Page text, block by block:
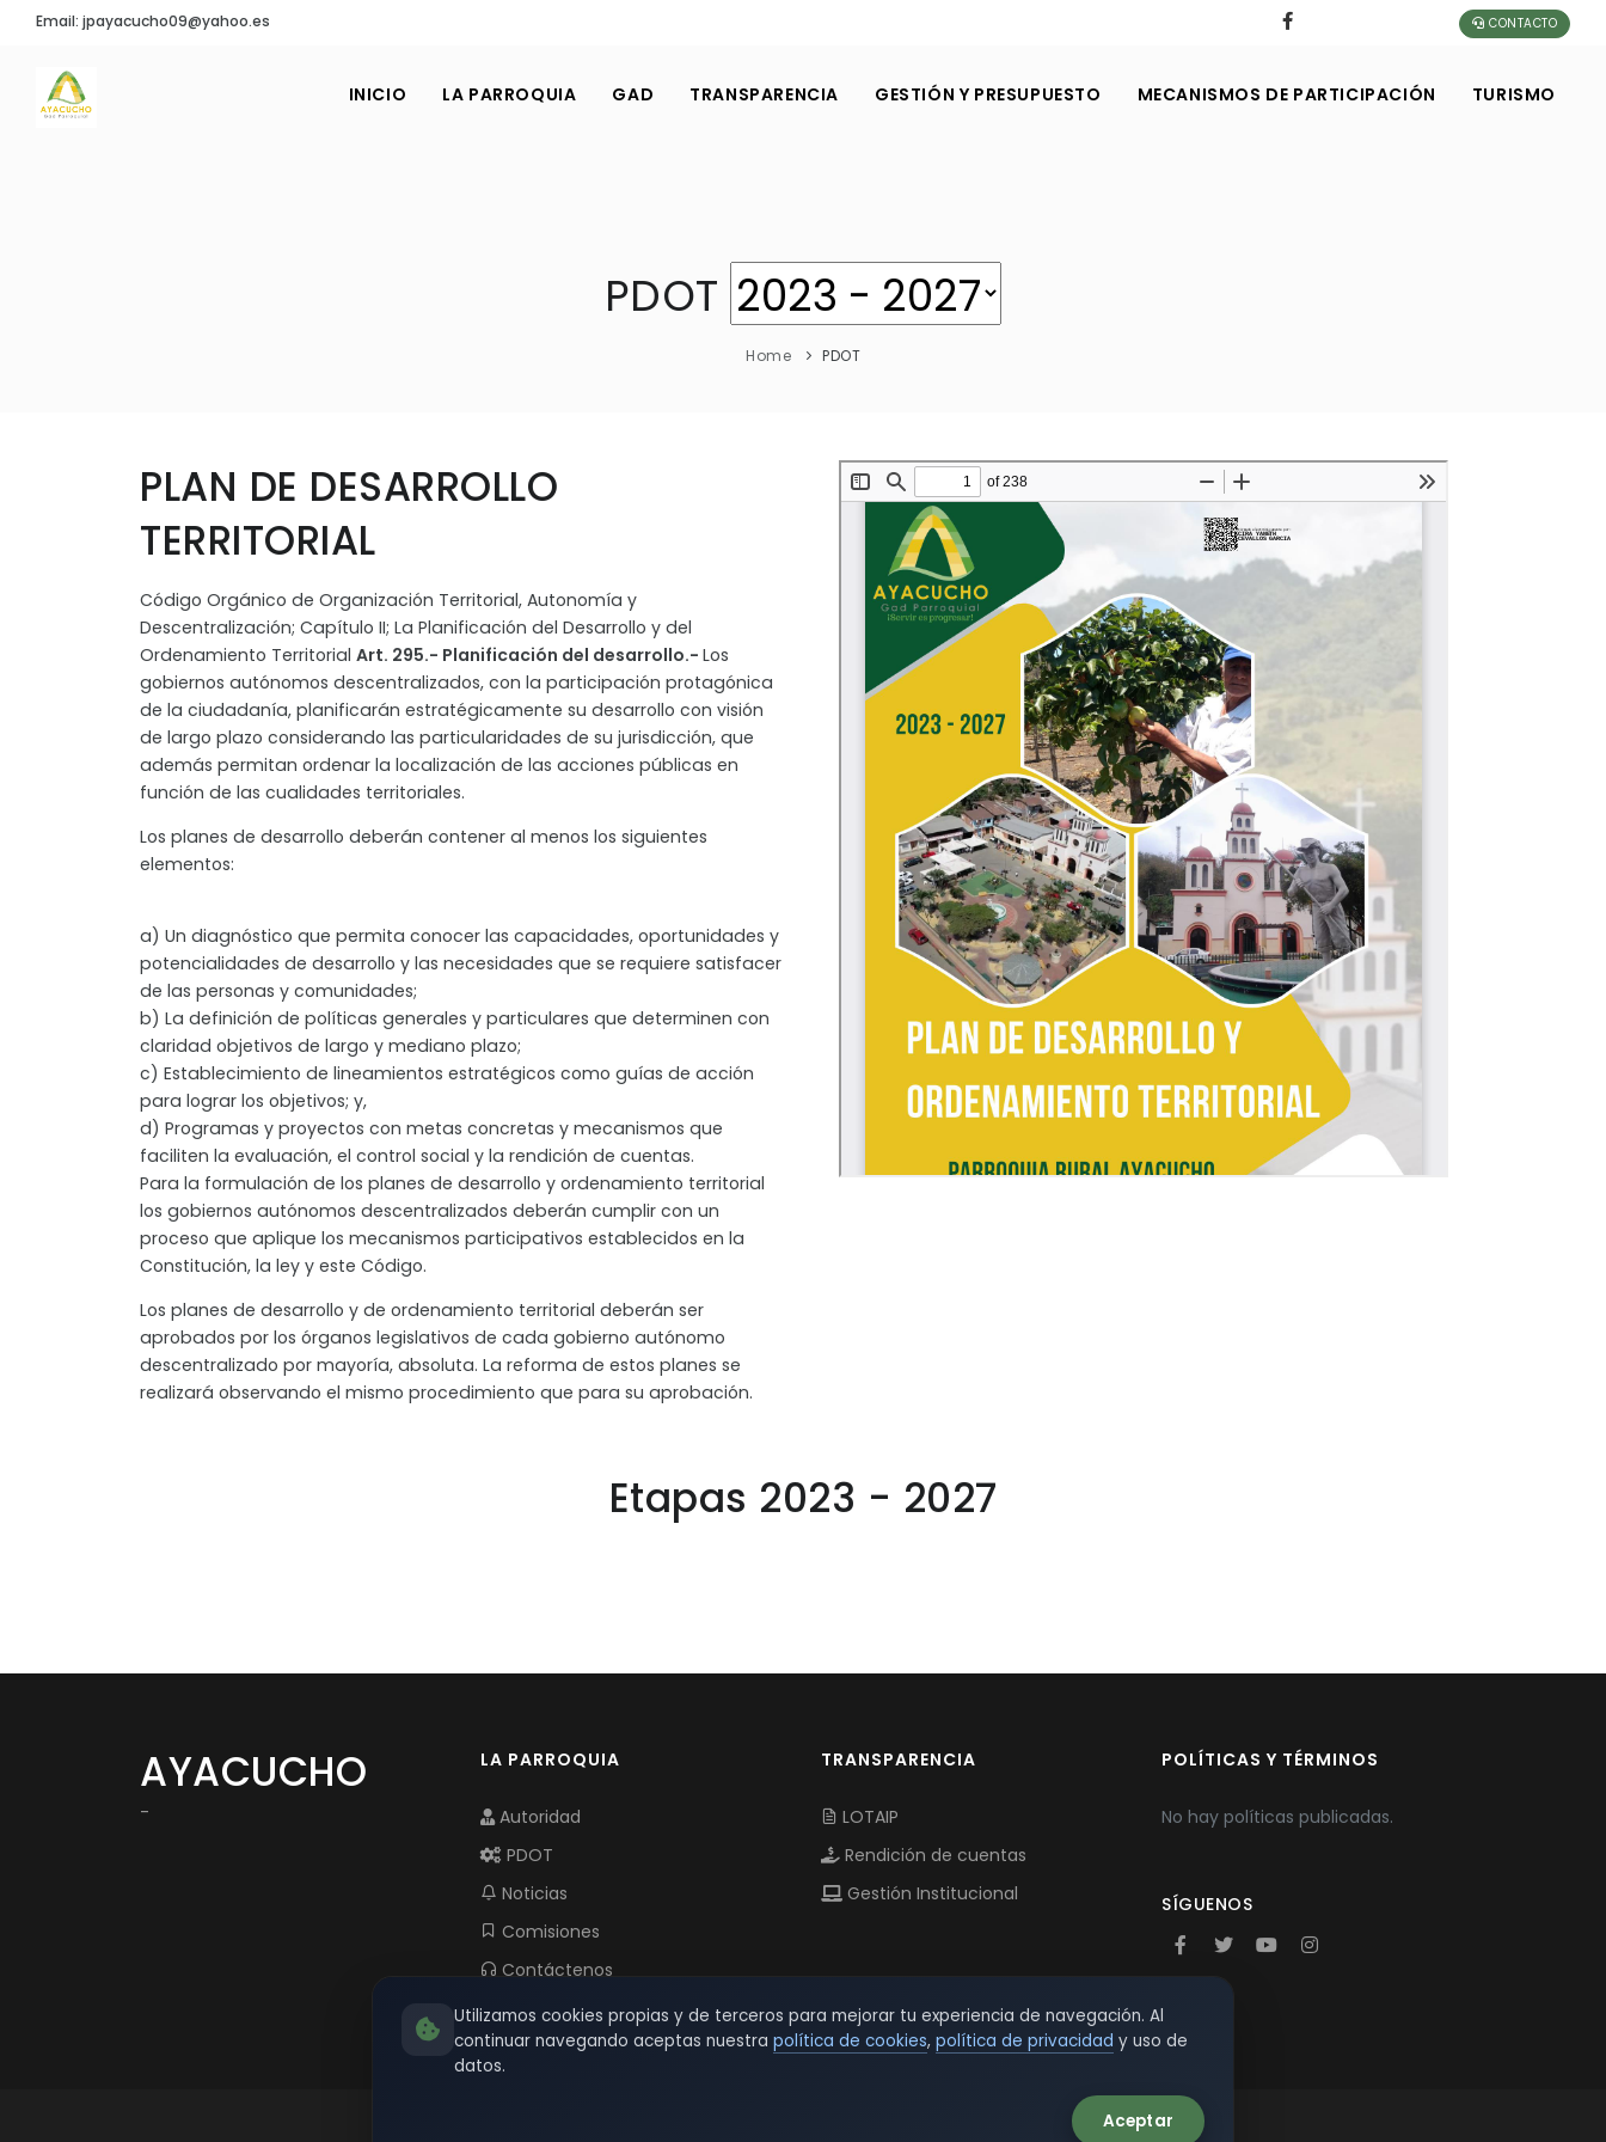
Email: jpayacucho09@yahoo.es CONTACTO
INICIO LA PARROQUIA GAD TRANSPARENCIA GESTIÓN Y PRESUPUESTO MECANISMOS DE PARTICIPACIÓN TURISMO
PDOT
Home PDOT
PLAN DE DESARROLLO
TERRITORIAL
Código Orgánico de Organización Territorial, Autonomía y
Descentralización; Capítulo II; La Planificación del Desarrollo y del
Ordenamiento Territorial Art. 295.- Planificación del desarrollo.- Los
gobiernos autónomos descentralizados, con la participación protagónica
de la ciudadanía, planificarán estratégicamente su desarrollo con visión
de largo plazo considerando las particularidades de su jurisdicción, que
además permitan ordenar la localización de las acciones públicas en
función de las cualidades territoriales.
Los planes de desarrollo deberán contener al menos los siguientes
elementos:
a) Un diagnóstico que permita conocer las capacidades, oportunidades y
potencialidades de desarrollo y las necesidades que se requiere satisfacer
de las personas y comunidades;
b) La definición de políticas generales y particulares que determinen con
claridad objetivos de largo y mediano plazo;
c) Establecimiento de lineamientos estratégicos como guías de acción
para lograr los objetivos; y,
d) Programas y proyectos con metas concretas y mecanismos que
faciliten la evaluación, el control social y la rendición de cuentas.
Para la formulación de los planes de desarrollo y ordenamiento territorial
los gobiernos autónomos descentralizados deberán cumplir con un
proceso que aplique los mecanismos participativos establecidos en la
Constitución, la ley y este Código.
Los planes de desarrollo y de ordenamiento territorial deberán ser
aprobados por los órganos legislativos de cada gobierno autónomo
descentralizado por mayoría, absoluta. La reforma de estos planes se
realizará observando el mismo procedimiento que para su aprobación.
Etapas 2023 - 2027
AYACUCHO
-
LA PARROQUIA
Autoridad
PDOT
Noticias
Comisiones
Contáctenos
TRANSPARENCIA
LOTAIP
Rendición de cuentas
Gestión Institucional
POLÍTICAS Y TÉRMINOS
No hay políticas publicadas.
SÍGUENOS
Utilizamos cookies propias y de terceros para mejorar tu experiencia de navegación. Al
continuar navegando aceptas nuestra política de cookies, política de privacidad y uso de
datos.
Aceptar